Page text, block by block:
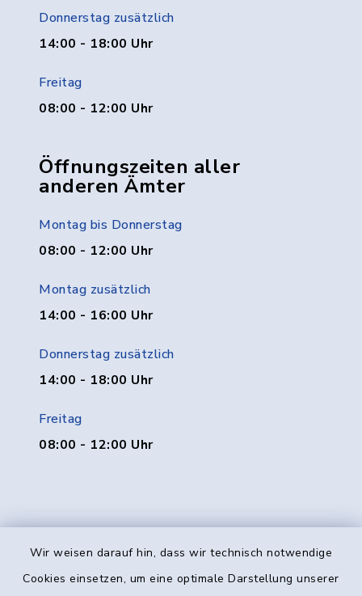
Wir weisen darauf hin, dass wir technisch notwendige
Cookies einsetzen, um eine optimale Darstellung unserer
Donnerstag zusätzlich
14:00 - 18:00 Uhr
Freitag
08:00 - 12:00 Uhr
Öffnungszeiten aller
anderen Ämter
Montag bis Donnerstag
08:00 - 12:00 Uhr
Montag zusätzlich
14:00 - 16:00 Uhr
Donnerstag zusätzlich
14:00 - 18:00 Uhr
Freitag
08:00 - 12:00 Uhr
Kontakt